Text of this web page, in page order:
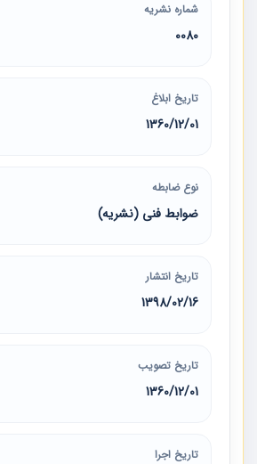
شماره نشریه
0080
تاریخ ابلاغ
1360/12/01
نوع ضابطه
ضوابط فنی (نشریه)
تاریخ انتشار
1398/02/16
تاریخ تصویب
1360/12/01
تاریخ اجرا